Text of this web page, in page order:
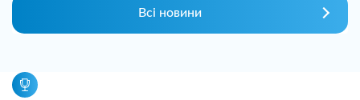
Всі новини